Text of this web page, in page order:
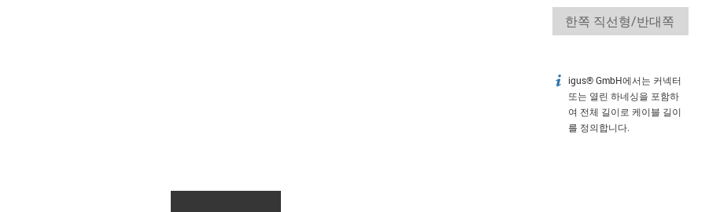
igus-icon-info
igus® GmbH에서는 커넥터
또는 열린 하네싱을 포함하
여 전체 길이로 케이블 길이
를 정의합니다.